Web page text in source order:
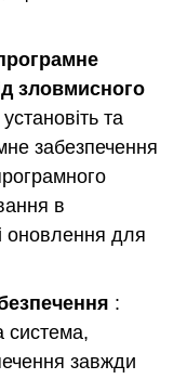
зловмисного
установіть та
забезпечення
в
оновлення для
:
система,
завжди